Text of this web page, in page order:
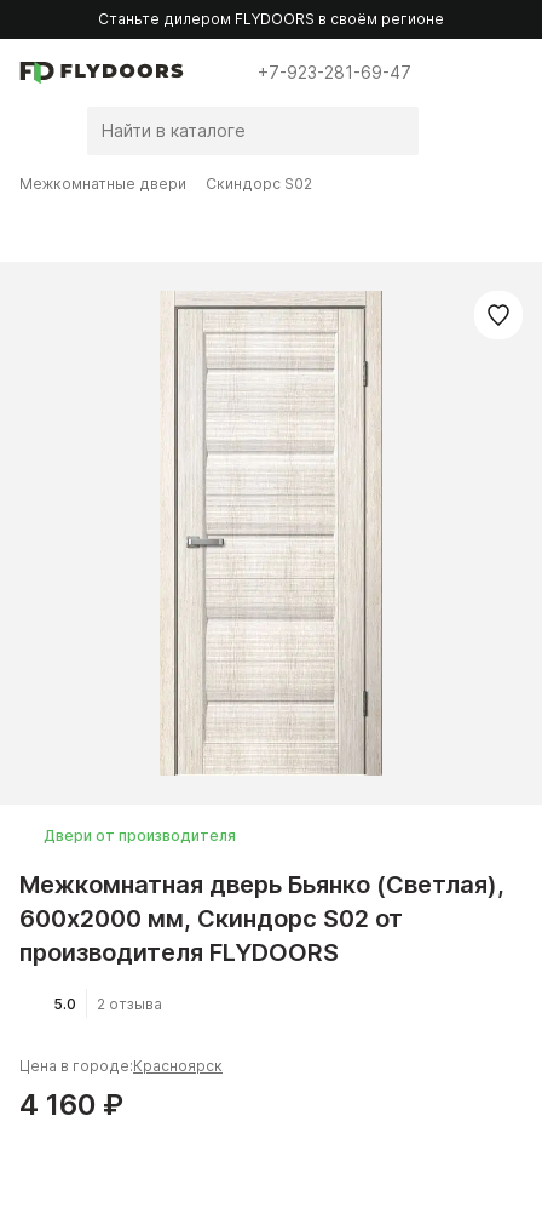
Станьте дилером FLYDOORS в своём регионе
+7-923-281-69-47
Межкомнатные двери Скиндорс S02
Двери от производителя
Межкомнатная дверь Бьянко (Светлая),
600x2000 мм, Скиндорс S02 от
производителя FLYDOORS
5.0 2 отзыва
Цена в городе:Красноярск
4 160 ₽